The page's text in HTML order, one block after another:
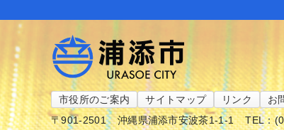
市役所のご案内 サイトマップ リンク
お
〒901-2501
沖縄県浦添市安波茶1-1-1 TEL：